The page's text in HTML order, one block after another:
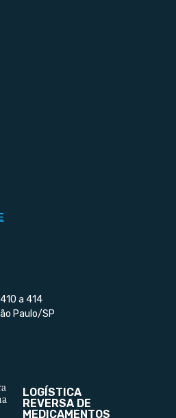
a 414
Paulo/SP
LOGÍSTICA
REVERSA DE
MEDICAMENTOS